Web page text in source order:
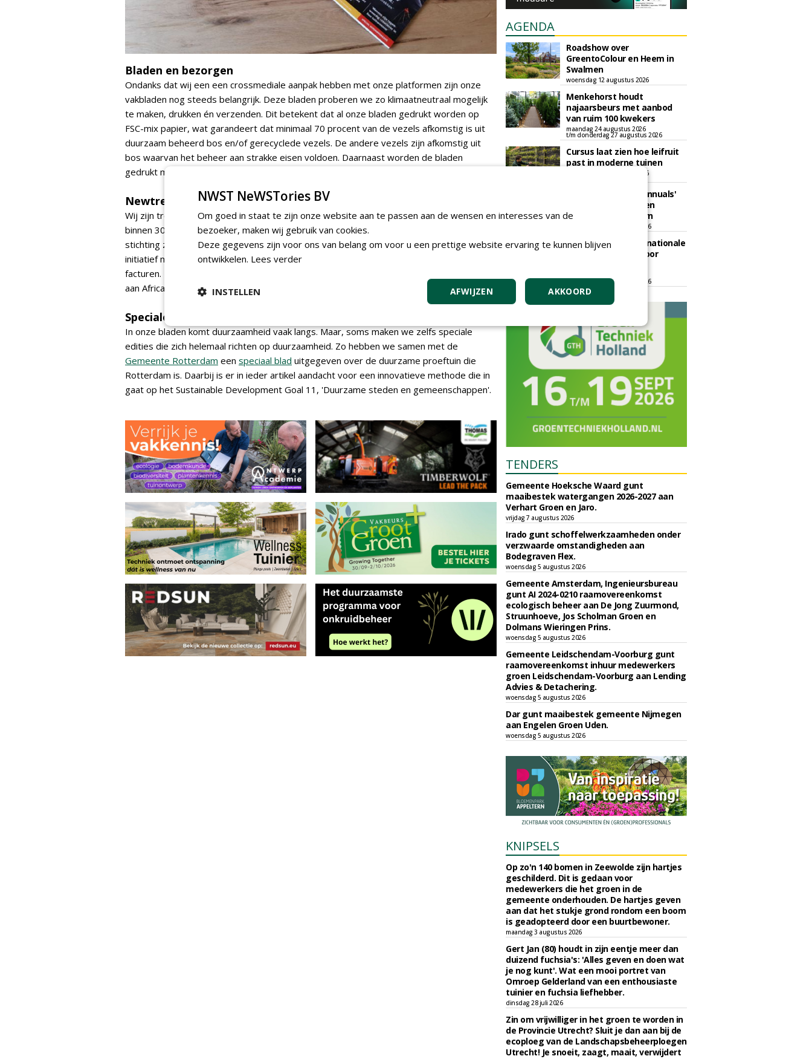
Bladen en bezorgen
Ondanks dat wij een een crossmediale aanpak hebben met onze platformen zijn onze
vakbladen nog steeds belangrijk. Deze bladen proberen we zo klimaatneutraal mogelijk
te maken, drukken én verzenden. Dit betekent dat al onze bladen gedrukt worden op
FSC-mix papier, wat garandeert dat minimaal 70 procent van de vezels afkomstig is uit
duurzaam beheerd bos en/of gerecyclede vezels. De andere vezels zijn afkomstig uit
bos waarvan het beheer aan strakke eisen voldoen. Daarnaast worden de bladen
gedrukt met soja inkt, en met PostNL CO2 neutraal verzonden.
Newtrees
Wij zijn trotse partner van Africa Wood Grow. Deze stichting zet zich in Kenia in om
binnen 30 jaar 600 vierkante kilometer bos aan te planten. Gezamenlijk met deze
stichting zijn wij
Newtreesgestart. Al onze partners worden benaderd om aan dit
initiatief mee te doen. Indien zij meedoen, betalen zij 1% extra aan NWST bovenop hun
facturen. NWST matcht deze donatie en doneert vervolgens het verdubbelde bedrag
aan Africa Wood Grow.
Speciale uitgaven
In onze bladen komt duurzaamheid vaak langs. Maar, soms maken we zelfs speciale
edities die zich helemaal richten op duurzaamheid. Zo hebben we samen met de
Gemeente Rotterdam een speciaal blad uitgegeven over de duurzame proeftuin die
Rotterdam is. Daarbij is er in ieder artikel aandacht voor een innovatieve methode die in
gaat op het Sustainable Development Goal 11, 'Duurzame steden en gemeenschappen'.
AGENDA
Roadshow over
GreentoColour en Heem in
Swalmen
woensdag 12 augustus 2026
Menkehorst houdt
najaarsbeurs met aanbod
van ruim 100 kwekers
maandag 24 augustus 2026
t/m donderdag 27 augustus 2026
Cursus laat zien hoe leifruit
past in moderne tuinen
woensdag 26 augustus 2026
Vakdag 'All About Annuals'
zet eenjarige planten
centraal in Appeltern
donderdag 27 augustus 2026
GaLaBau 2026: internationale
ontmoetingsplek voor
t/m vrijdag 18 september 2026
TENDERS
Gemeente Hoeksche Waard gunt
maaibestek watergangen 2026-2027 aan
Verhart Groen en Jaro.
vrijdag 7 augustus 2026
Irado gunt schoffelwerkzaamheden onder
verzwaarde omstandigheden aan
Bodegraven Flex.
woensdag 5 augustus 2026
Gemeente Amsterdam, Ingenieursbureau
gunt AI 2024-0210 raamovereenkomst
ecologisch beheer aan De Jong Zuurmond,
Struunhoeve, Jos Scholman Groen en
Dolmans Wieringen Prins.
woensdag 5 augustus 2026
Gemeente Leidschendam-Voorburg gunt
raamovereenkomst inhuur medewerkers
groen Leidschendam-Voorburg aan Lending
Advies & Detachering.
woensdag 5 augustus 2026
Dar gunt maaibestek gemeente Nijmegen
aan Engelen Groen Uden.
woensdag 5 augustus 2026
KNIPSELS
Op zo'n 140 bomen in Zeewolde zijn hartjes
geschilderd. Dit is gedaan voor
medewerkers die het groen in de
gemeente onderhouden. De hartjes geven
aan dat het stukje grond rondom een boom
is geadopteerd door een buurtbewoner.
maandag 3 augustus 2026
Gert Jan (80) houdt in zijn eentje meer dan
duizend fuchsia's: 'Alles geven en doen wat
je nog kunt'. Wat een mooi portret van
Omroep Gelderland van een enthousiaste
tuinier en fuchsia liefhebber.
dinsdag 28 juli 2026
Zin om vrijwilliger in het groen te worden in
de Provincie Utrecht? Sluit je dan aan bij de
ecoploeg van de Landschapsbeheerploegen
Utrecht! Je snoeit, zaagt, maait, verwijdert
NWST NeWSTories BV
Om goed in staat te zijn onze website aan te passen aan de wensen en interesses van de
bezoeker, maken wij gebruik van cookies.
Deze gegevens zijn voor ons van belang om voor u een prettige website ervaring te kunnen blijven
ontwikkelen. Lees verder
AKKOORD
AFWIJZEN
INSTELLEN